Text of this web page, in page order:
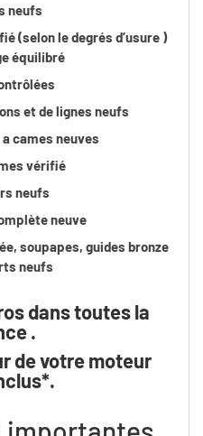
neufs
(selon le degrés d’usure )
équilibré
et de lignes neufs
a cames neuves
vérifié
neufs
neuve
soupapes, guides bronze
neufs
dans toutes la
.
de votre moteur